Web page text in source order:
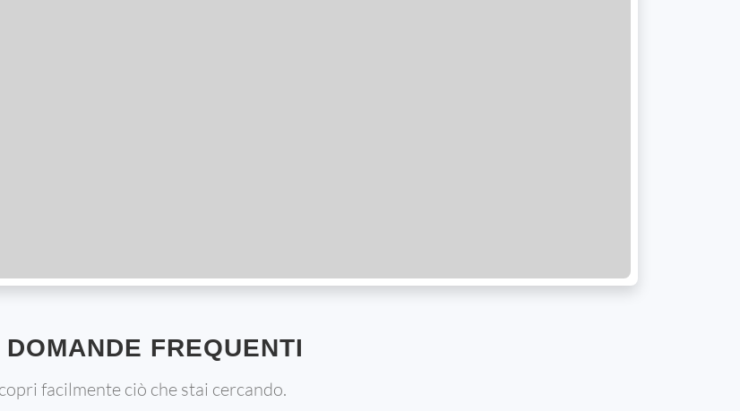
DOMANDE FREQUENTI
facilmente ciò che stai cercando.